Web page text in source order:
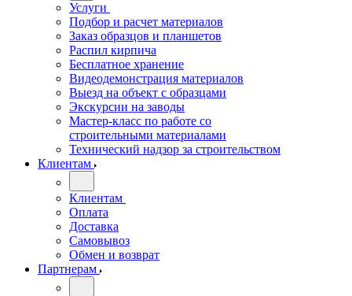
Услуги
Подбор и расчет материалов
Заказ образцов и планшетов
Распил кирпича
Бесплатное хранение
Видеодемонстрация материалов
Выезд на объект с образцами
Экскурсии на заводы
Мастер-класс по работе со
строительными материалами
Технический надзор за строительством
Клиентам
Клиентам
Оплата
Доставка
Самовывоз
Обмен и возврат
Партнерам